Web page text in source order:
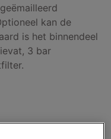
kan de
is het binnendeel
3 bar